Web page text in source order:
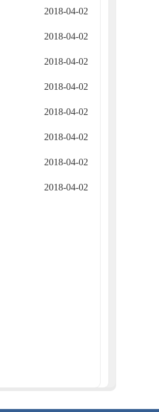
2018-04-02
2018-04-02
2018-04-02
2018-04-02
2018-04-02
2018-04-02
2018-04-02
2018-04-02